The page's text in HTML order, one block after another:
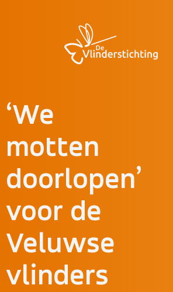
‘We
motten
doorlopen’
voor de
Veluwse
vlinders